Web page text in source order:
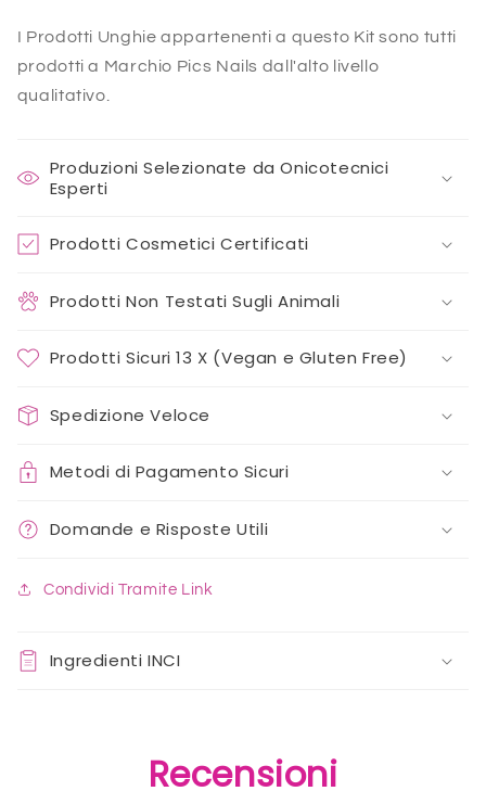
I Prodotti Unghie appartenenti a questo Kit sono tutti
prodotti a Marchio Pics Nails dall'alto livello
qualitativo.
Produzioni Selezionate da Onicotecnici
Esperti
Prodotti Cosmetici Certificati
Prodotti Non Testati Sugli Animali
Prodotti Sicuri 13 X (Vegan e Gluten Free)
Spedizione Veloce
Metodi di Pagamento Sicuri
Domande e Risposte Utili
Condividi Tramite Link
Ingredienti INCI
Recensioni